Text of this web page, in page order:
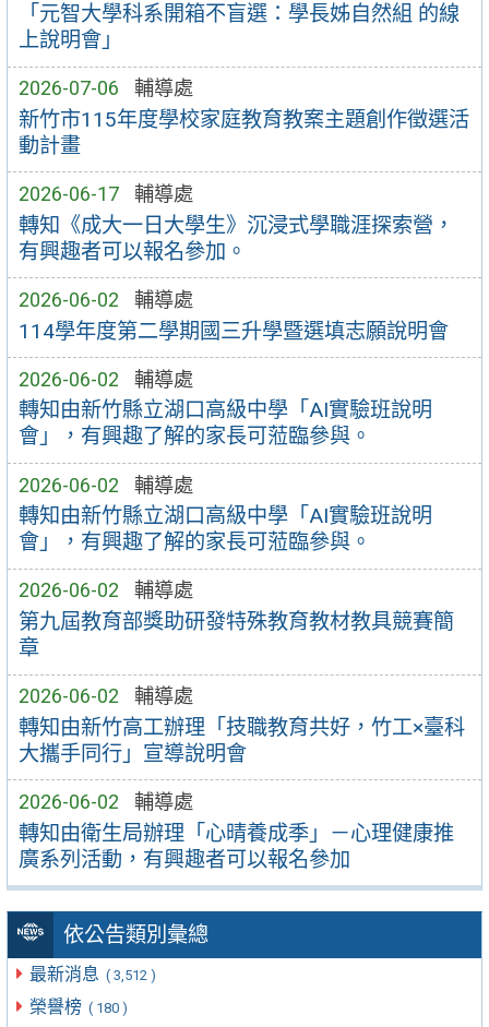
「元智大學科系開箱不盲選：學長姊自然組 的線
上說明會」
2026-07-06 輔導處
新竹市115年度學校家庭教育教案主題創作徵選活
動計畫
2026-06-17 輔導處
轉知《成大一日大學生》沉浸式學職涯探索營，
有興趣者可以報名參加。
2026-06-02 輔導處
114學年度第二學期國三升學暨選填志願說明會
2026-06-02 輔導處
轉知由新竹縣立湖口高級中學「AI實驗班說明
會」，有興趣了解的家長可蒞臨參與。
2026-06-02 輔導處
轉知由新竹縣立湖口高級中學「AI實驗班說明
會」，有興趣了解的家長可蒞臨參與。
2026-06-02 輔導處
第九屆教育部獎助研發特殊教育教材教具競賽簡
章
2026-06-02 輔導處
轉知由新竹高工辦理「技職教育共好，竹工×臺科
大攜手同行」宣導說明會
2026-06-02 輔導處
轉知由衛生局辦理「心晴養成季」－心理健康推
廣系列活動，有興趣者可以報名參加
依公告類別彙總
最新消息 ( 3,512 )
榮譽榜 ( 180 )